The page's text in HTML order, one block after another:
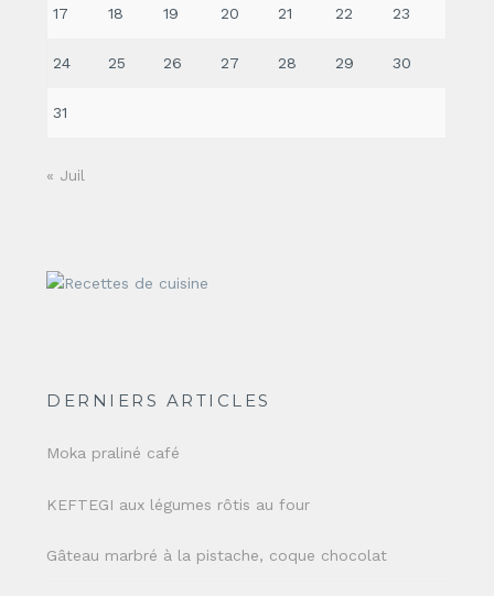
17 18 19 20 21 22 23
24 25 26 27 28 29 30
31
« Juil
DERNIERS ARTICLES
Moka praliné café
KEFTEGI aux légumes rôtis au four
Gâteau marbré à la pistache, coque chocolat